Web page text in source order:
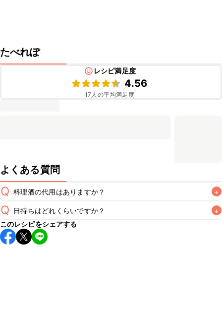
たべれぽ
レシピ満足度
4.56
17 人の平均満足度
よくある質問
Q 料理酒の代用はありますか？ +
A
Q 日持ちはどれくらいですか？ +
保存期間は冷蔵で翌日中が目安です。なるべくお早めにお召
し上がりください。
このレシピをシェアする